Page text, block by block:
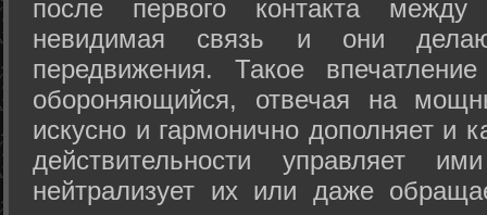
после первого контакта
невидимая связь и они
передвижения. Такое
обороняющийся, отвечая на
искусно и гармонично дополняет и
действительности управляет
нейтрализует их или даже